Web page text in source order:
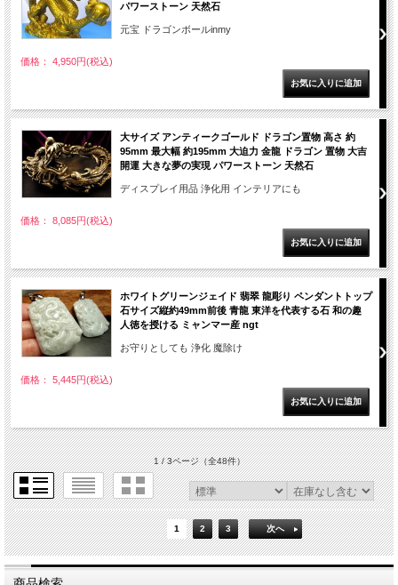
パワーストーン 天然石
元宝 ドラゴンボールinmy
価格： 4,950円(税込)
大サイズ アンティークゴールド ドラゴン置物 高さ 約
95mm 最大幅 約195mm 大迫力 金龍 ドラゴン 置物 大吉
開運 大きな夢の実現 パワーストーン 天然石
ディスプレイ用品 浄化用 インテリアにも
価格： 8,085円(税込)
ホワイトグリーンジェイド 翡翠 龍彫り ペンダントトップ
石サイズ縦約49mm前後 青龍 東洋を代表する石 和の趣
人徳を授ける ミャンマー産 ngt
お守りとしても 浄化 魔除け
価格： 5,445円(税込)
1 / 3ページ（全48件）
1 2 3 次へ